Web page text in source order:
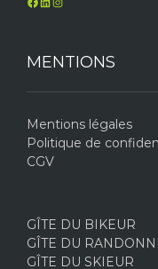
MENTIONS
Mentions légales
Politique de
CGV
GÎTE DU BIKEUR
GÎTE DU
GÎTE DU SKIEUR